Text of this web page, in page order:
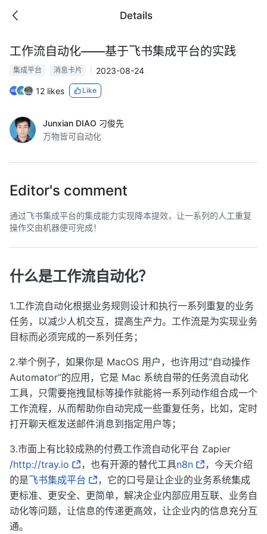
Details
工作流自动化——基于飞书集成平台的实践
集成平台 消息卡片
2023-08-24
12 likes
Like
Junxian DIAO 刁俊先
万物皆可自动化
Editor's comment
通过飞书集成平台的集成能力实现降本提效，让一系列的人工重复
操作交由机器便可完成！
什么是工作流自动化？
1.工作流自动化根据业务规则设计和执行一系列重复的业务
任务，以减少人机交互，提高生产力。工作流是为实现业务
目标而必须完成的一系列任务；
2.举个例子，如果你是 MacOS 用户，也许用过“自动操作
Automator”的应用，它是 Mac 系统自带的任务流自动化
工具，只需要拖拽鼠标等操作就能将一系列动作组合成一个
工作流程，从而帮助你自动完成一些重复任务，比如，定时
打开聊天框发送邮件消息到指定用户等；
3.市面上有比较成熟的付费工作流自动化平台 Zapier
/http://tray.io ，也有开源的替代工具n8n
，今天介绍
的是飞书集成平台
，它的口号是让企业的业务系统集成
更标准、更安全、更简单，解决企业内部应用互联、业务自
动化等问题，让信息的传递更高效，让企业内的信息充分互
通。